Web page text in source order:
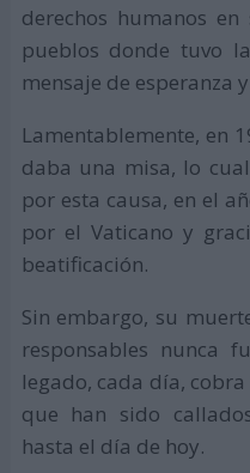
derechos humanos
pueblos donde tuvo
mensaje de esperanza
Lamentablemente, en
daba una misa, lo
por esta causa, en el
por el Vaticano y
beatificación.
Sin embargo, su
responsables nunca
legado, cada día,
que han sido
hasta el día de hoy.